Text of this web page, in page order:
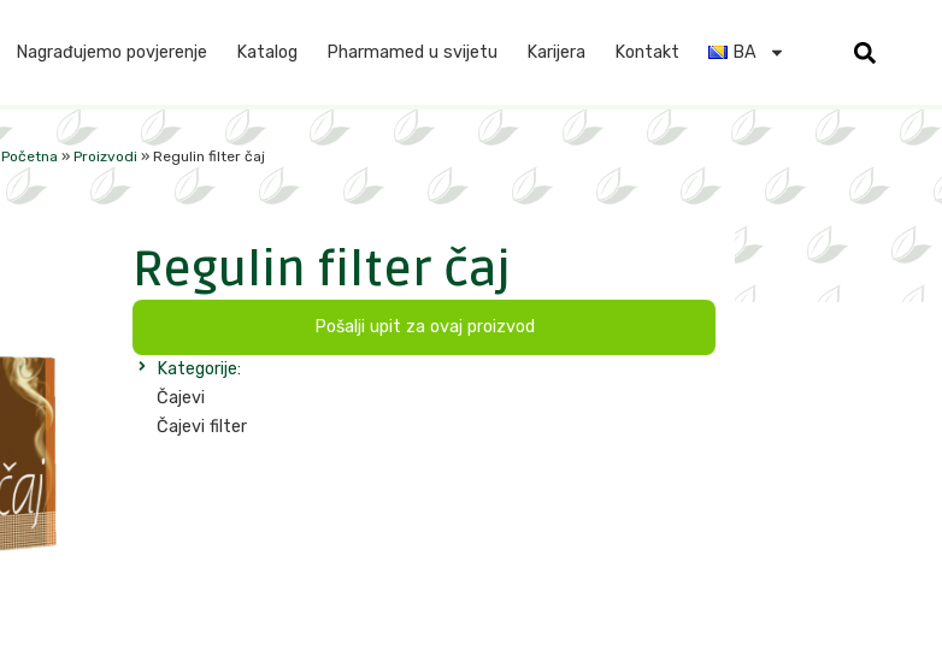
Nagrađujemo povjerenje Katalog Pharmamed u svijetu Karijera Kontakt BA
Početna » Proizvodi » Regulin filter čaj
Regulin filter čaj
Pošalji upit za ovaj proizvod
Kategorije:
Čajevi
Čajevi filter